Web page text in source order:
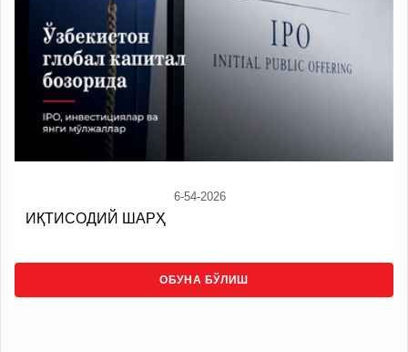
6-54-2026
ИҚТИСОДИЙ ШАРҲ
ОБУНА БЎЛИШ